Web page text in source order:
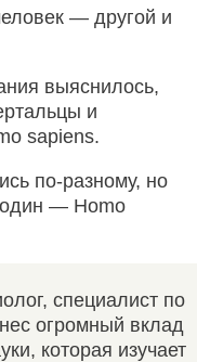
— другой и
выяснилось,
и
sapiens.
по-разному, но
— Homo
специалист по
огромный вклад
которая изучает